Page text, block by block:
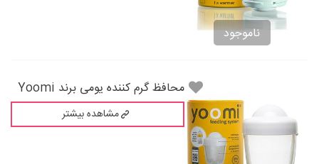
ناموجود
محافظ گرم کننده یومی برند Yoomi
مشاهده بیشتر